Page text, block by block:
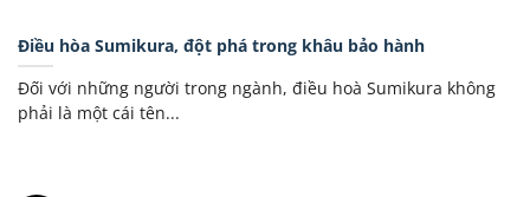
Điều hòa Sumikura, đột phá trong khâu bảo hành
Đối với những người trong ngành, điều hoà Sumikura không
phải là một cái tên...